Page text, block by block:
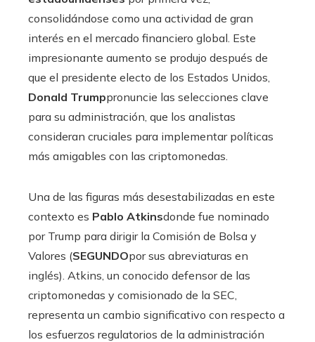
consolidándose como una actividad de gran
interés en el mercado financiero global. Este
impresionante aumento se produjo después de
que el presidente electo de los Estados Unidos,
Donald Trumppronuncie las selecciones clave
para su administración, que los analistas
consideran cruciales para implementar políticas
más amigables con las criptomonedas.
Una de las figuras más desestabilizadas en este
contexto es Pablo Atkinsdonde fue nominado
por Trump para dirigir la Comisión de Bolsa y
Valores (SEGUNDOpor sus abreviaturas en
inglés). Atkins, un conocido defensor de las
criptomonedas y comisionado de la SEC,
representa un cambio significativo con respecto a
los esfuerzos regulatorios de la administración